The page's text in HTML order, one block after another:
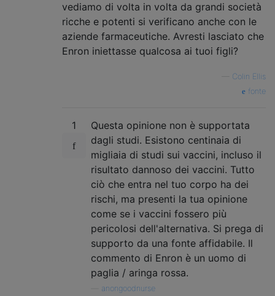
vediamo di volta in volta da grandi società
ricche e potenti si verificano anche con le
aziende farmaceutiche. Avresti lasciato che
Enron iniettasse qualcosa ai tuoi figli?
Colin Ellis
fonte
1
Questa opinione non è supportata
dagli studi. Esistono centinaia di
migliaia di studi sui vaccini, incluso il
risultato dannoso dei vaccini. Tutto
ciò che entra nel tuo corpo ha dei
rischi, ma presenti la tua opinione
come se i vaccini fossero più
pericolosi dell'alternativa. Si prega di
supporto da una fonte affidabile. Il
commento di Enron è un uomo di
paglia / aringa rossa.
anongoodnurse